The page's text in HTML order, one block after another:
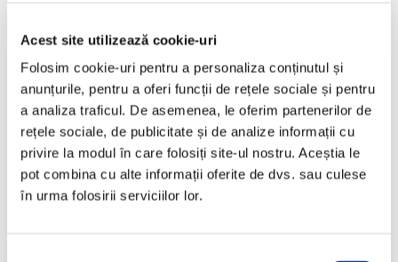
Acest site utilizează cookie-uri
Folosim cookie-uri pentru a personaliza conținutul și
anunțurile, pentru a oferi funcții de rețele sociale și pentru
a analiza traficul. De asemenea, le oferim partenerilor de
rețele sociale, de publicitate și de analize informații cu
privire la modul în care folosiți site-ul nostru. Aceștia le
pot combina cu alte informații oferite de dvs. sau culese
în urma folosirii serviciilor lor.
Aprilie 2025
Martie 2025
Februarie 2025
Decembrie 2024
Noiembrie 2024